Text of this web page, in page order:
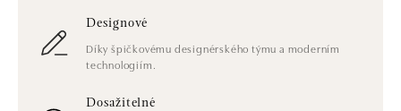
Designové
Díky špičkovému designérského týmu a moderním
technologiím.
Dosažitelné